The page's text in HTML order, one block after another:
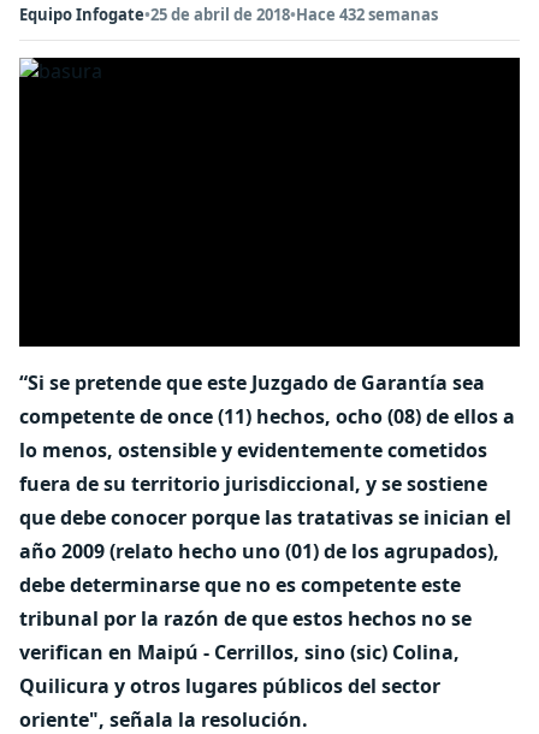
Equipo Infogate•25 de abril de 2018•Hace 432 semanas
“Si se pretende que este Juzgado de Garantía sea
competente de once (11) hechos, ocho (08) de ellos a
lo menos, ostensible y evidentemente cometidos
fuera de su territorio jurisdiccional, y se sostiene
que debe conocer porque las tratativas se inician el
año 2009 (relato hecho uno (01) de los agrupados),
debe determinarse que no es competente este
tribunal por la razón de que estos hechos no se
verifican en Maipú - Cerrillos, sino (sic) Colina,
Quilicura y otros lugares públicos del sector
oriente", señala la resolución.